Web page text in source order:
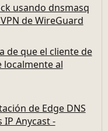
usando dnsmasq
de WireGuard
de que el cliente de
localmente al
de Edge DNS
Anycast -